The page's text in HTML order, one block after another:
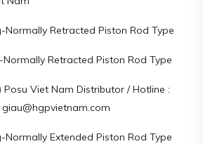
Retracted Piston Rod Type
Retracted Piston Rod Type
Viet Nam Distributor / Hotline :
Extended Piston Rod Type